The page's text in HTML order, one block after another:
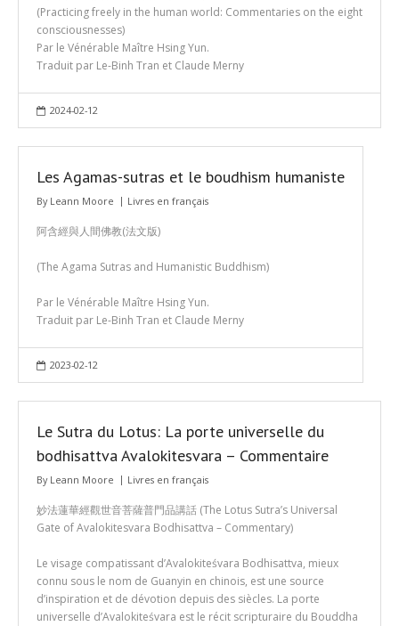
(Practicing freely in the human world: Commentaries on the eight
consciousnesses)
Par le Vénérable Maître Hsing Yun.
Traduit par Le-Binh Tran et Claude Merny
2024-02-12
Les Agamas-sutras et le boudhism humaniste
By Leann Moore Livres en français
阿含經與人間佛教(法文版)
(The Agama Sutras and Humanistic Buddhism)
Par le Vénérable Maître Hsing Yun.
Traduit par Le-Binh Tran et Claude Merny
2023-02-12
Le Sutra du Lotus: La porte universelle du
bodhisattva Avalokitesvara – Commentaire
By Leann Moore Livres en français
妙法蓮華經觀世音菩薩普門品講話 (The Lotus Sutra’s Universal
Gate of Avalokitesvara Bodhisattva – Commentary)
Le visage compatissant d’Avalokiteśvara Bodhisattva, mieux
connu sous le nom de Guanyin en chinois, est une source
d’inspiration et de dévotion depuis des siècles. La porte
universelle d’Avalokiteśvara est le récit scripturaire du Bouddha